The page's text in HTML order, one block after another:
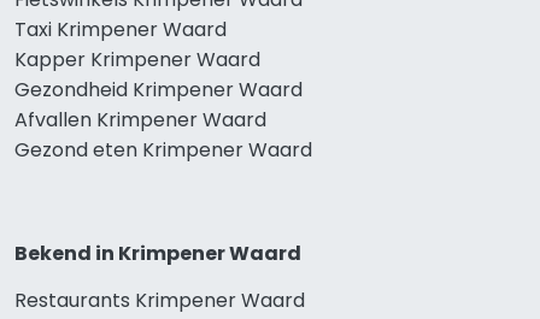
Taxi Krimpener Waard
Kapper Krimpener Waard
Gezondheid Krimpener Waard
Afvallen Krimpener Waard
Gezond eten Krimpener Waard
Bekend in Krimpener Waard
Restaurants Krimpener Waard